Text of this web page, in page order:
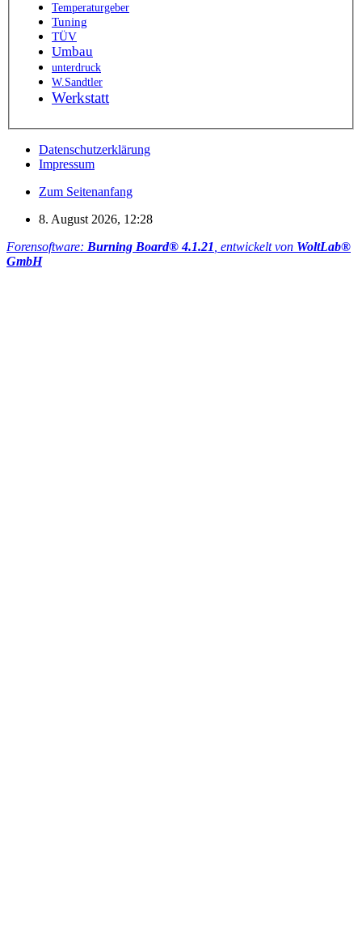
Temperaturgeber
Tuning
TÜV
Umbau
unterdruck
W.Sandtler
Werkstatt
Datenschutzerklärung
Impressum
Zum Seitenanfang
8. August 2026, 12:28
Forensoftware: Burning Board® 4.1.21 , entwickelt von WoltLab®
GmbH